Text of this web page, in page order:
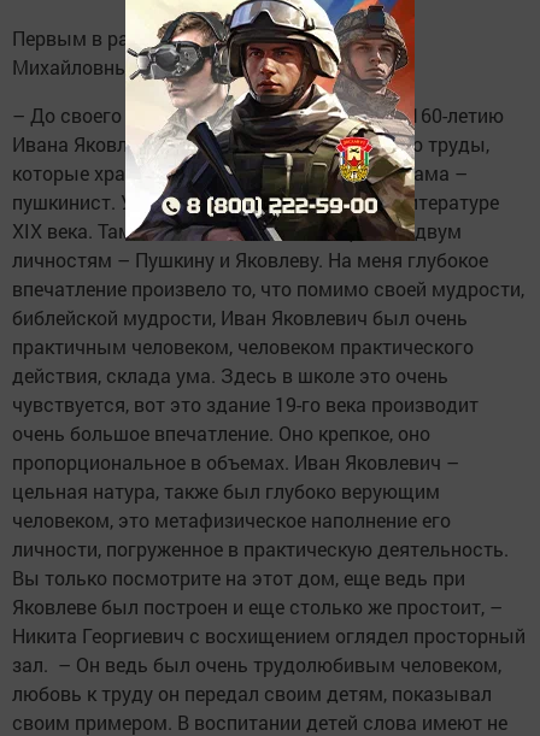
Первым в разговор вступил супруг Любови
Михайловны Никита Георгиевич.
– До своего предыдущего приезда сюда, к 160-летию
Ивана Яковлевича Яковлева, я перечитал его труды,
которые хранятся в нашем доме. Любина мама –
пушкинист. У нас большая библиотека по литературе
XIX века. Там есть две полки, посвященные двум
личностям – Пушкину и Яковлеву. На меня глубокое
впечатление произвело то, что помимо своей мудрости,
библейской мудрости, Иван Яковлевич был очень
практичным человеком, человеком практического
действия, склада ума. Здесь в школе это очень
чувствуется, вот это здание 19-го века производит
очень большое впечатление. Оно крепкое, оно
пропорциональное в объемах. Иван Яковлевич –
цельная натура, также был глубоко верующим
человеком, это метафизическое наполнение его
личности, погруженное в практическую деятельность.
Вы только посмотрите на этот дом, еще ведь при
Яковлеве был построен и еще столько же простоит, –
Никита Георгиевич с восхищением оглядел просторный
зал. – Он ведь был очень трудолюбивым человеком,
любовь к труду он передал своим детям, показывал
своим примером. В воспитании детей слова имеют не